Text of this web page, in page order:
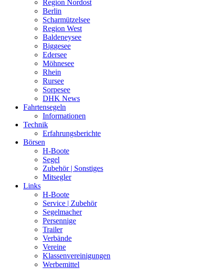
Region Nordost
Berlin
Scharmützelsee
Region West
Baldeneysee
Biggesee
Edersee
Möhnesee
Rhein
Rursee
Sorpesee
DHK News
Fahrtensegeln
Informationen
Technik
Erfahrungsberichte
Börsen
H-Boote
Segel
Zubehör | Sonstiges
Mitsegler
Links
H-Boote
Service | Zubehör
Segelmacher
Persennige
Trailer
Verbände
Vereine
Klassenvereinigungen
Werbemittel